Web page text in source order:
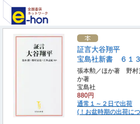
証言大谷翔平
宝島社新書 ６１３
張本勲／ほか著 野
か著
宝島社
880円
通常１～２日で出荷
(！お盆時期の出荷に